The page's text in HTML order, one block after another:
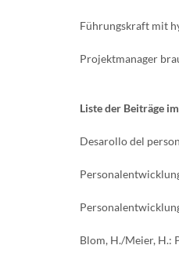
Führungskraft mit
Projektmanager
Liste der Beiträge
Desarollo del
Blom, H./Meier, H.: